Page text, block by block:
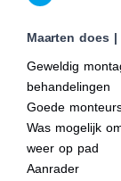
Maarten does |
Geweldig
behandelingen
Goede
Was mogelijk
weer op pad
Aanrader